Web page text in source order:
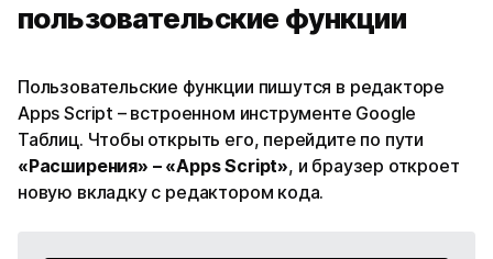
пользовательские функции
Пользовательские функции пишутся в редакторе
Apps Script – встроенном инструменте Google
Таблиц. Чтобы открыть его, перейдите по пути
«Расширения» – «Apps Script», и браузер откроет
новую вкладку с редактором кода.